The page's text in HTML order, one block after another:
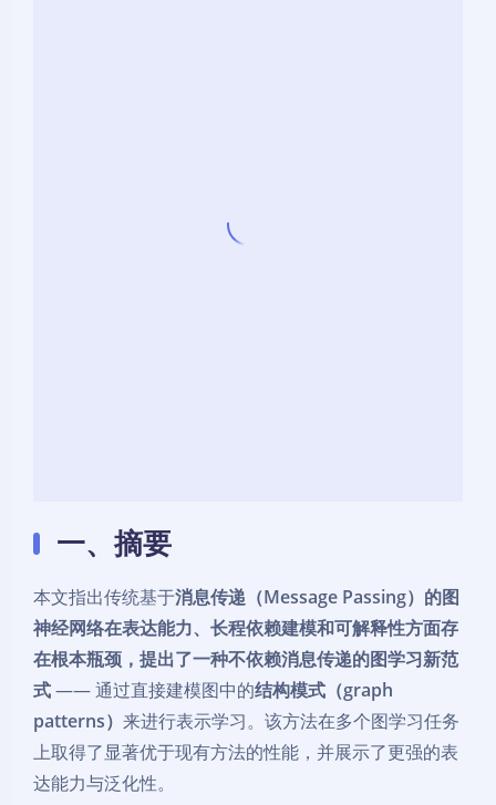
一、摘要
本文指出传统基于消息传递（Message Passing）的图
神经网络在表达能力、长程依赖建模和可解释性方面存
在根本瓶颈，提出了一种不依赖消息传递的图学习新范
式—— 通过直接建模图中的结构模式（graph
patterns） 来进行表示学习。该方法在多个图学习任务
上取得了显著优于现有方法的性能，并展示了更强的表
达能力与泛化性。